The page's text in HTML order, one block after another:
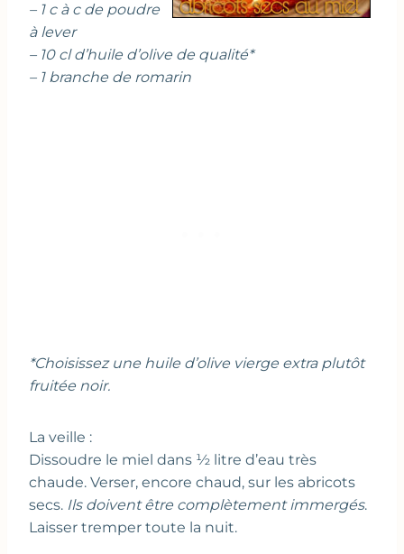
– 1 c à c de poudre
à lever
– 10 cl d’huile d’olive de qualité*
– 1 branche de romarin
*Choisissez une huile d’olive vierge extra plutôt
fruitée noir.
La veille :
Dissoudre le miel dans ½ litre d’eau très
chaude. Verser, encore chaud, sur les abricots
secs. Ils doivent être complètement immergés.
Laisser tremper toute la nuit.